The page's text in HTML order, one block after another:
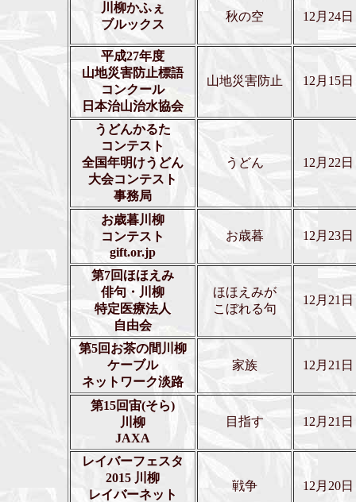
川柳かふぇ
ブルックス
秋の空 12月24日
平成27年度
山地災害防止標語
コンクール
日本治山治水協会
山地災害防止 12月15日
うどんかるた
コンテスト
全国年明けうどん
大会コンテスト
事務局
うどん 12月22日
お歳暮川柳
コンテスト
gift.or.jp
お歳暮 12月23日
第7回ほほえみ
俳句・川柳
特定医療法人
自由会
ほほえみが
こぼれる句
12月21日
第5回お茶の間川柳
ケーブル
ネットワーク淡路
家族 12月21日
第15回宙(そら)
川柳
JAXA
目指す 12月21日
レイバーフェスタ
2015 川柳
レイバーネット
戦争 12月20日